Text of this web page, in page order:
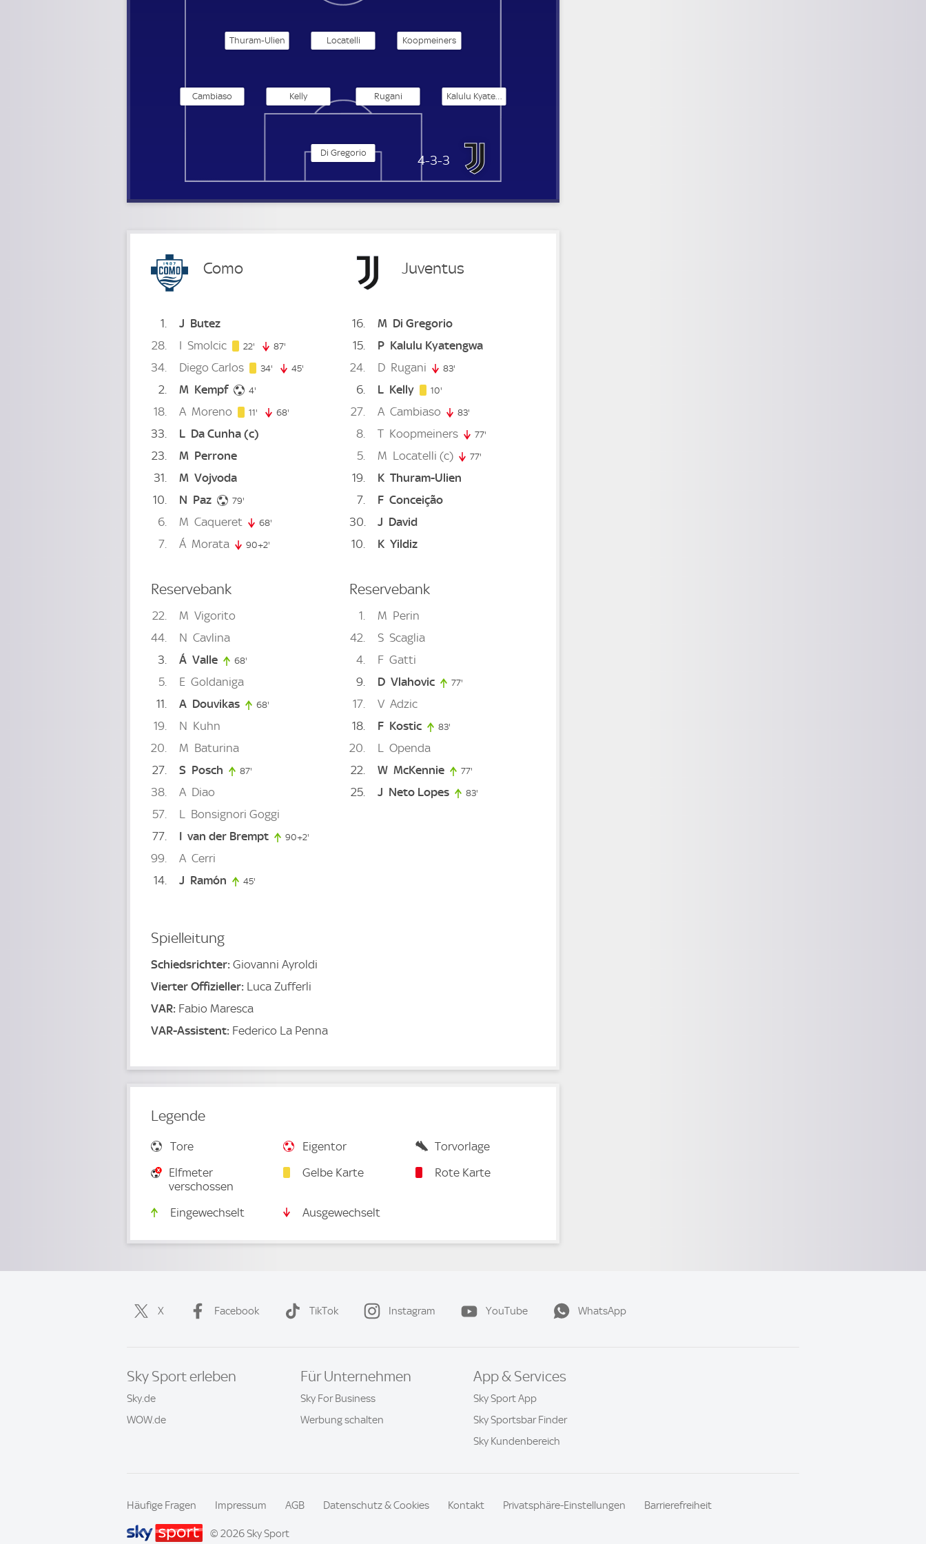
Juventus Turin
4-3-3
Di Gregorio
Kalulu Kyatengwa
Rugani
Kelly
Cambiaso
Koopmeiners
Locatelli
Thuram-Ulien
Como
1 J Butez
28
I Smolcic 22' 22. minute
87'
34 Diego Carlos 34' 34. minute
45'
2 M Kempf 4'
18 A Moreno 11' 11. minute
68'
33 L Da Cunha(c)
23
M Perrone
31
M Vojvoda
10
N Paz 79'
6 M Caqueret 68'
7 Á Morata 90+2'
Reservebank
22 M Vigorito
44
N Cavlina
3
Á Valle 68'
5 E Goldaniga
11
A Douvikas 68'
19 N Kuhn
20
M Baturina
27
S Posch 87'
38 A Diao
57
L Bonsignori Goggi
77
I van der Brempt 90+2'
99 A Cerri
14
J Ramón 45'
Juventus
16 M Di Gregorio
15
P Kalulu Kyatengwa
24
D Rugani 83'
6 L Kelly 10'
27 A Cambiaso 83'
8 T Koopmeiners 77'
5 M Locatelli (c) 77'
19 K Thuram-Ulien
7
F Conceição
30
J David
10
K Yildiz
Reservebank
1 M Perin
42
S Scaglia
4
F Gatti
9
D Vlahovic 77'
17 V Adzic
18
F Kostic 83'
20 L Openda
22
W McKennie 77'
25 J Neto Lopes 83'
Spielleitung
Schiedsrichter: Giovanni Ayroldi
Vierter Offizieller: Luca Zufferli
VAR: Fabio Maresca
VAR-Assistent: Federico La Penna
Legende
Tore Eigentor
Torvorlage
Elfmeter
verschossen
Gelbe Karte Rote Karte
Eingewechselt Ausgewechselt
X Facebook TikTok Instagram YouTube WhatsApp
Sky Sport erleben
Sky.de
WOW.de
Für Unternehmen
Sky For Business
Werbung schalten
App & Services
Sky Sport App
Sky Sportsbar Finder
Sky Kundenbereich
Häufige Fragen Impressum AGB Datenschutz & Cookies Kontakt Privatsphäre-Einstellungen Barrierefreiheit
© 2026 Sky Sport